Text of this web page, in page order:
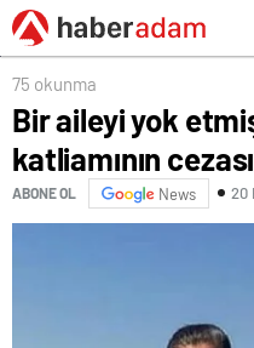
75 okunma
Bir aileyi yok
katliamının
ABONE OL News 20